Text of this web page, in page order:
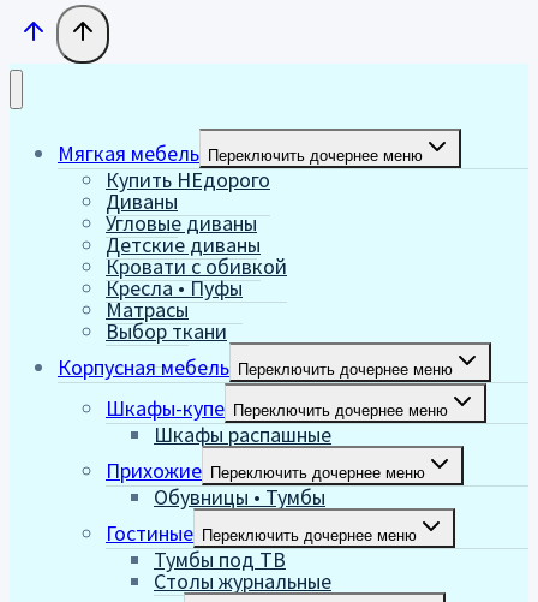
Мягкая мебель Переключить дочернее меню
Купить НЕдорого
Диваны
Угловые диваны
Детские диваны
Кровати с обивкой
Кресла • Пуфы
Матрасы
Выбор ткани
Корпусная мебель Переключить дочернее меню
Шкафы-купе Переключить дочернее меню
Шкафы распашные
Прихожие Переключить дочернее меню
Обувницы • Тумбы
Гостиные Переключить дочернее меню
Тумбы под ТВ
Столы журнальные